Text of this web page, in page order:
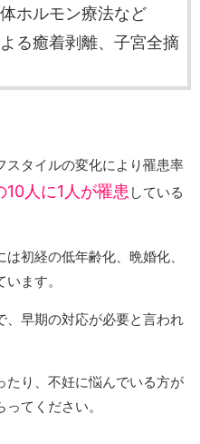
ホルモン療法など
る癒着剥離、子宮全摘
スタイルの変化により罹患率
10人に1人が罹患 している
初経の低年齢化、晩婚化、
ます。
、早期の対応が必要と言われ
たり、不妊に悩んでいる方が
てください。